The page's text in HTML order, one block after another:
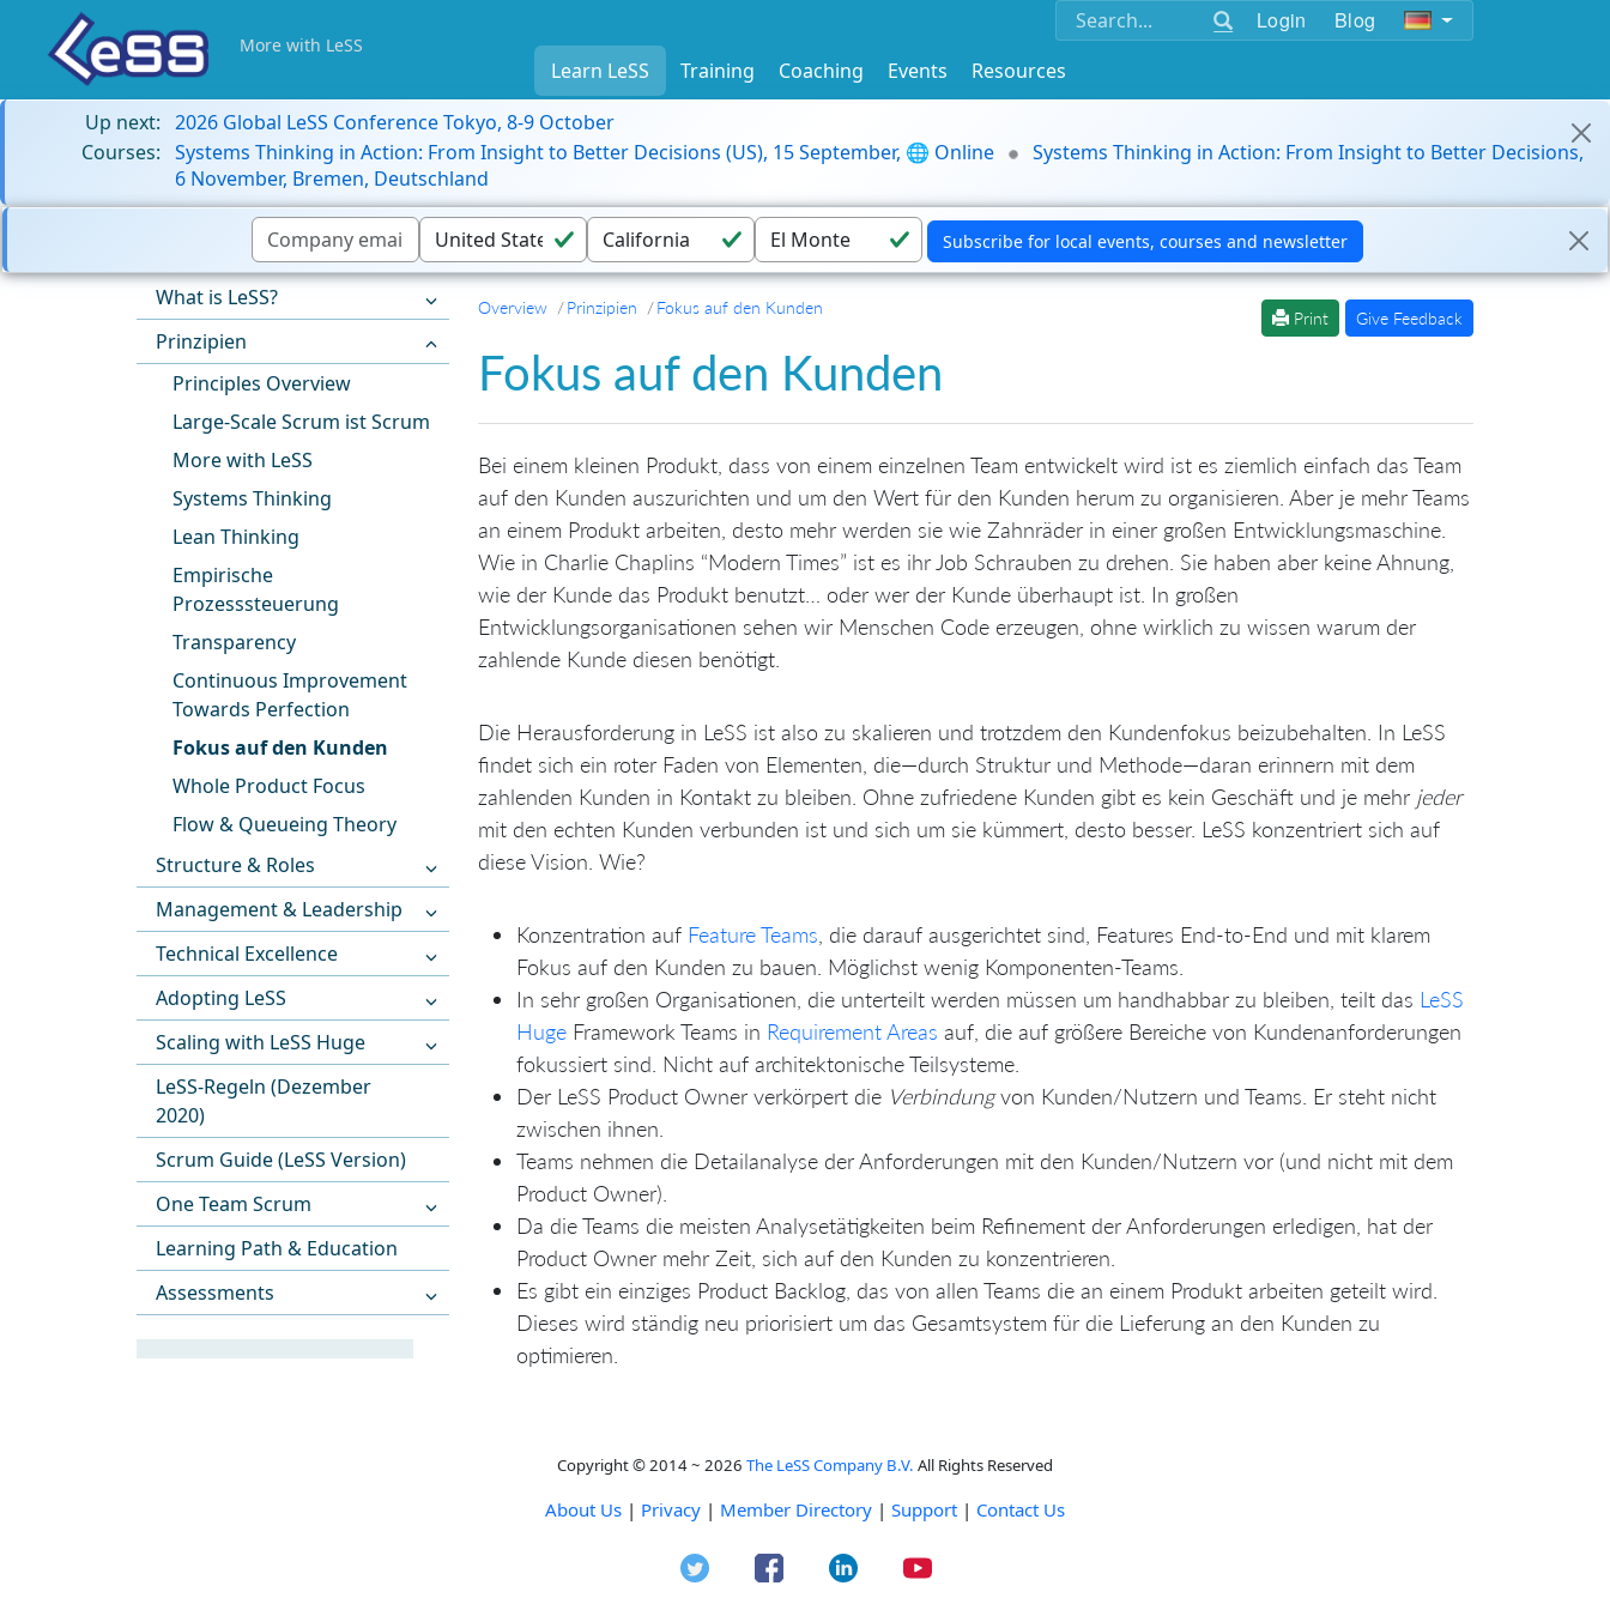
Login Blog
More with LeSS
Learn LeSS Training Coaching Events
Resources
Up next: 2026 Global LeSS Conference Tokyo, 8-9 October
Courses: Systems Thinking in Action: From Insight to Better Decisions (US), 15 September, 🌐 Online
Systems Thinking in Action: From Insight to Better Decisions,
6 November, Bremen, Deutschland
What is LeSS?
Prinzipien
Principles Overview
Large-Scale Scrum ist Scrum
More with LeSS
Systems Thinking
Lean Thinking
Empirische
Prozesssteuerung
Transparency
Continuous Improvement
Towards Perfection
Fokus auf den Kunden
Whole Product Focus
Flow & Queueing Theory
Structure & Roles
Management & Leadership
Technical Excellence
Adopting LeSS
Scaling with LeSS Huge
LeSS-Regeln (Dezember
2020)
Scrum Guide (LeSS Version)
One Team Scrum
Learning Path & Education
Assessments
Overview Prinzipien Fokus auf den Kunden
Print Give Feedback
Fokus auf den Kunden
Bei einem kleinen Produkt, dass von einem einzelnen Team entwickelt wird ist es ziemlich einfach das Team
auf den Kunden auszurichten und um den Wert für den Kunden herum zu organisieren. Aber je mehr Teams
an einem Produkt arbeiten, desto mehr werden sie wie Zahnräder in einer großen Entwicklungsmaschine.
Wie in Charlie Chaplins “Modern Times” ist es ihr Job Schrauben zu drehen. Sie haben aber keine Ahnung,
wie der Kunde das Produkt benutzt… oder wer der Kunde überhaupt ist. In großen
Entwicklungsorganisationen sehen wir Menschen Code erzeugen, ohne wirklich zu wissen warum der
zahlende Kunde diesen benötigt.
Die Herausforderung in LeSS ist also zu skalieren und trotzdem den Kundenfokus beizubehalten. In LeSS
findet sich ein roter Faden von Elementen, die—durch Struktur und Methode—daran erinnern mit dem
zahlenden Kunden in Kontakt zu bleiben. Ohne zufriedene Kunden gibt es kein Geschäft und je mehr jeder
mit den echten Kunden verbunden ist und sich um sie kümmert, desto besser. LeSS konzentriert sich auf
diese Vision. Wie?
Konzentration auf Feature Teams , die darauf ausgerichtet sind, Features End-to-End und mit klarem
Fokus auf den Kunden zu bauen. Möglichst wenig Komponenten-Teams.
In sehr großen Organisationen, die unterteilt werden müssen um handhabbar zu bleiben, teilt das LeSS
Huge Framework Teams in Requirement Areas auf, die auf größere Bereiche von Kundenanforderungen
fokussiert sind. Nicht auf architektonische Teilsysteme.
Der LeSS Product Owner verkörpert die Verbindungvon Kunden/Nutzern und Teams. Er steht nicht
zwischen ihnen.
Teams nehmen die Detailanalyse der Anforderungen mit den Kunden/Nutzern vor (und nicht mit dem
Product Owner).
Da die Teams die meisten Analysetätigkeiten beim Refinement der Anforderungen erledigen, hat der
Product Owner mehr Zeit, sich auf den Kunden zu konzentrieren.
Es gibt ein einziges Product Backlog, das von allen Teams die an einem Produkt arbeiten geteilt wird.
Dieses wird ständig neu priorisiert um das Gesamtsystem für die Lieferung an den Kunden zu
optimieren.
Copyright © 2014 ~ 2026 The LeSS Company B.V. All Rights Reserved
About Us | Privacy | Member Directory | Support | Contact Us